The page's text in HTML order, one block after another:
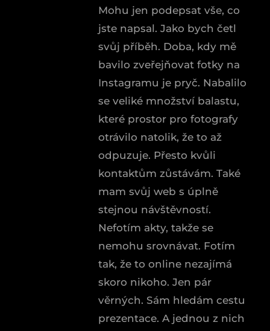
Mohu jen podepsat vše, co
jste napsal. Jako bych četl
svůj příběh. Doba, kdy mě
bavilo zveřejňovat fotky na
Instagramu je pryč. Nabalilo
se veliké množství balastu,
které prostor pro fotografy
otrávilo natolik, že to až
odpuzuje. Přesto kvůli
kontaktům zůstávám. Také
mam svůj web s úplně
stejnou návštěvností.
Nefotím akty, takže se
nemohu srovnávat. Fotím
tak, že to online nezajímá
skoro nikoho. Jen pár
věrných. Sám hledám cestu
prezentace. A jednou z nich